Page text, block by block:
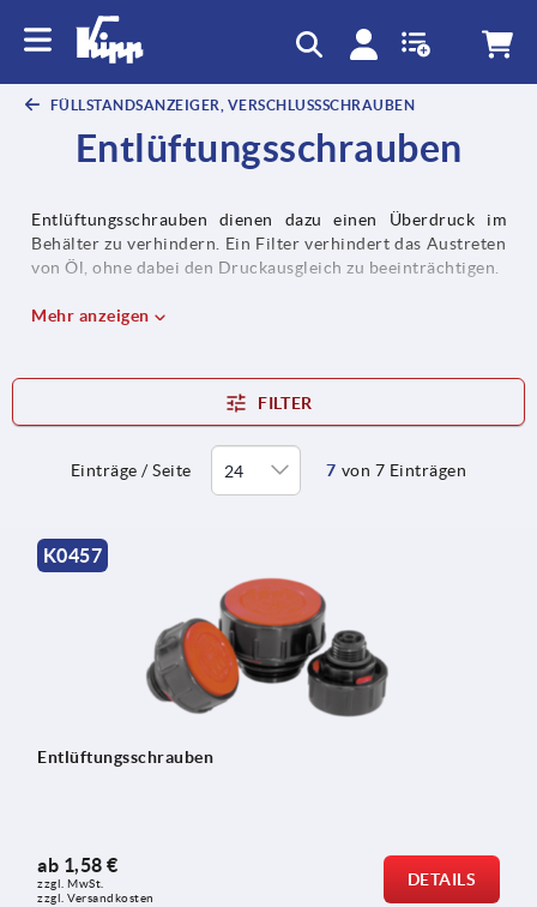
FÜLLSTANDSANZEIGER, VERSCHLUSSSCHRAUBEN
Entlüftungsschrauben
Entlüftungsschrauben dienen dazu einen Überdruck im
Behälter zu verhindern. Ein Filter verhindert das Austreten
von Öl, ohne dabei den Druckausgleich zu beeinträchtigen.
Mehr anzeigen
FILTER
Einträge / Seite 7 von 7 Einträgen
K0457
Entlüftungsschrauben
ab 1,58 €
zzgl. MwSt.
zzgl. Versandkosten
DETAILS